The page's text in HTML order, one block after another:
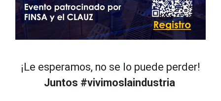
¡Le esperamos, no se lo puede perder!
Juntos #vivimoslaindustria